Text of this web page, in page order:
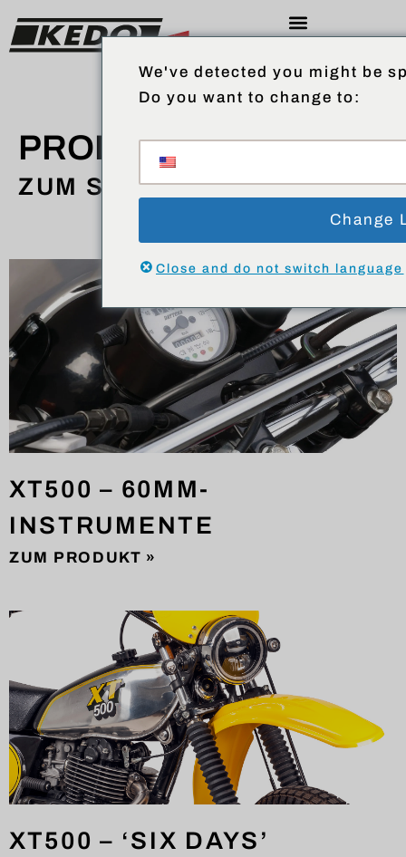
PRODUKTE
ZUM SHOP
XT500 – 60MM-
INSTRUMENTE
ZUM PRODUKT »
XT500 – ‘SIX DAYS’
We've detected you might be
Do you want to change to:
Change
Close and do not switch language